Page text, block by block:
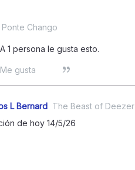
Ponte Chango
A 1 persona le gusta esto.
Me gusta
L Bernard The Beast of Deezer
de hoy 14/5/26